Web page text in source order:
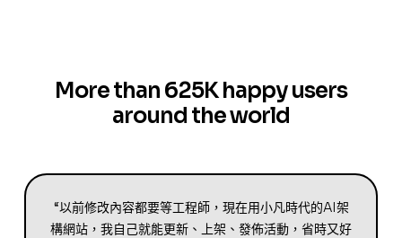
More than 625K happy users
around the world
“以前修改內容都要等工程師，現在用小凡時代的AI架
構網站，我自己就能更新、上架、發佈活動，省時又好